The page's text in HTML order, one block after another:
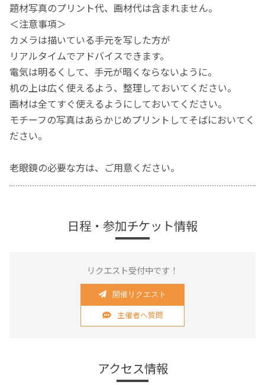
題材写真のプリント代、画材代は含まれません。
＜注意事項＞
カメラは描いている手元を写した方が
リアルタイムでアドバイスできます。
電気は明るくして、手元が暗くならないように。
机の上は広く使えるよう、整理しておいてください。
画材は全てすぐ使えるようにしておいてください。
モチーフの写真はあらかじめプリントしてそばにおいてく
ださい。
老眼鏡の必要な方は、ご用意ください。
日程・参加チケット情報
リクエスト受付中です！
開催リクエスト
主催者へ質問
アクセス情報